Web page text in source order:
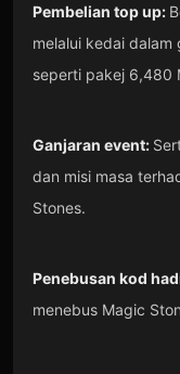
Pembelian top up:
melalui kedai
seperti pakej 6,480
Ganjaran event:
dan misi masa
Stones.
Penebusan kod
menebus Magic